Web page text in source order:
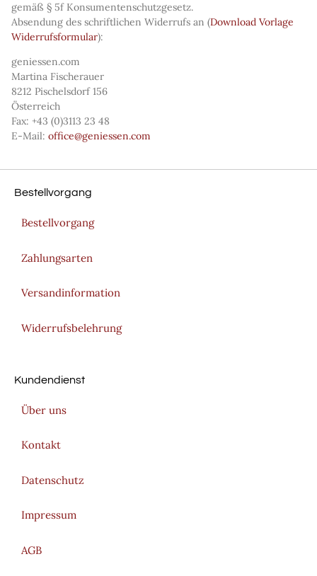
gemäß § 5f Konsumentenschutzgesetz.
Absendung des schriftlichen Widerrufs an (Download Vorlage
Widerrufsformular):
geniessen.com
Martina Fischerauer
8212 Pischelsdorf 156
Österreich
Fax: +43 (0)3113 23 48
E-Mail: office@geniessen.com
Bestellvorgang
Bestellvorgang
Zahlungsarten
Versandinformation
Widerrufsbelehrung
Kundendienst
Über uns
Kontakt
Datenschutz
Impressum
AGB